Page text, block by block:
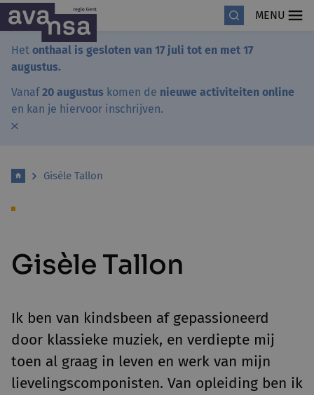
MENU
Het onthaal is gesloten van 17 juli tot en met 17
augustus.
Vanaf20 augustus komen de nieuwe activiteiten online
en kan je hiervoor inschrijven.
Gisèle Tallon
Gisèle Tallon
Ik ben van kindsbeen af gepassioneerd
door klassieke muziek, en verdiepte mij
toen al graag in leven en werk van mijn
lievelingscomponisten. Van opleiding ben ik